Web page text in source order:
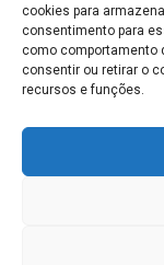
cookies para
consentimento para
como comportamento
consentir ou retirar o
recursos e funções.
MAPA DO SITE
SEDE DO